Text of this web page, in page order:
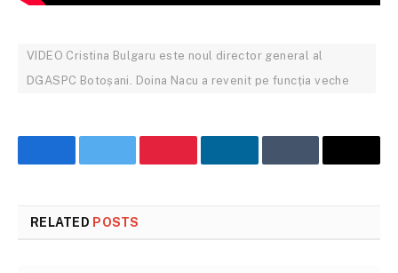
VIDEO Cristina Bulgaru este noul director general al
DGASPC Botoșani. Doina Nacu a revenit pe funcția veche
FacebookTwitter PinterestLinkedInTumblr Email
RELATED POSTS